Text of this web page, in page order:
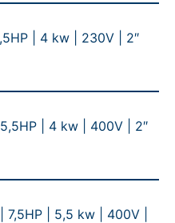
| 4 kw | 230V | 2″
| 4 kw | 400V | 2″
7,5HP | 5,5 kw | 400V |